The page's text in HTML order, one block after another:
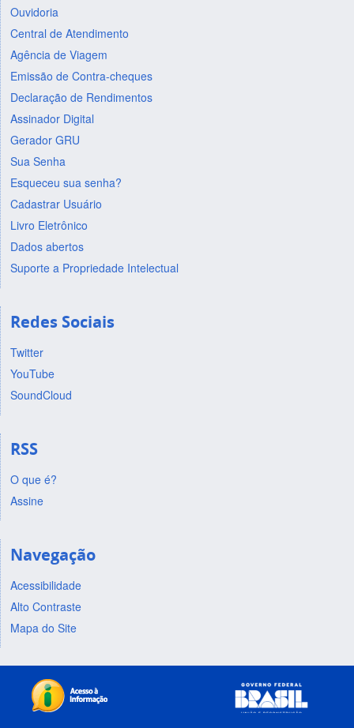
Ouvidoria
Central de Atendimento
Agência de Viagem
Emissão de Contra-cheques
Declaração de Rendimentos
Assinador Digital
Gerador GRU
Sua Senha
Esqueceu sua senha?
Cadastrar Usuário
Livro Eletrônico
Dados abertos
Suporte a Propriedade Intelectual
Redes Sociais
Twitter
YouTube
SoundCloud
RSS
O que é?
Assine
Navegação
Acessibilidade
Alto Contraste
Mapa do Site